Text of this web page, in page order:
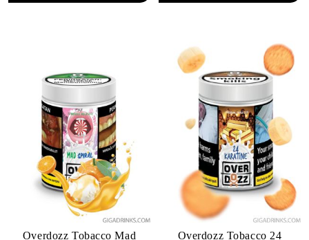
Overdozz Tobacco Mad
Overdozz Tobacco 24